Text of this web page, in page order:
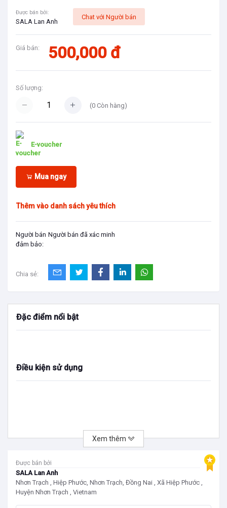
Được bán bởi:
SALA Lan Anh
Chat với Người bán
Giá bán: 500,000 đ
Số lượng:
(0 Còn hàng)
E-voucher
Mua ngay
Thêm vào danh sách yêu thích
Người bán
đảm bảo:
Người bán đã xác minh
Chia sẻ:
Đặc điểm nổi bật
Điều kiện sử dụng
Xem thêm
Được bán bởi
SALA Lan Anh
Nhơn Trạch , Hiệp Phước, Nhơn Trạch, Đồng Nai , Xã Hiệp Phước ,
Huyện Nhơn Trạch , Vietnam